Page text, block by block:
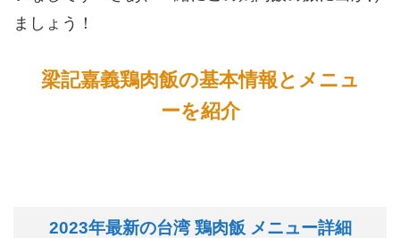
ましょう！
梁記嘉義鶏肉飯の基本情報とメニュ
ーを紹介
2023年最新の台湾 鶏肉飯 メニュー詳細